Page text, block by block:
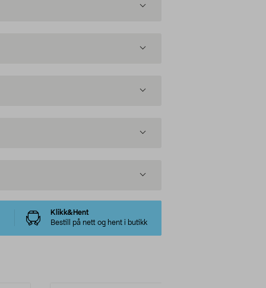
Klikk&Hent
Bestill på nett og hent i butikk